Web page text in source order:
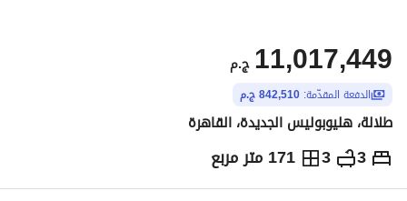
ج.م 11,017,449
الدفعة المقدّمة: 842,510 ج.م
طلالة، هليوبوليس الجديدة، القاهرة
3
3 171 متر مربع ج.م11,017,449